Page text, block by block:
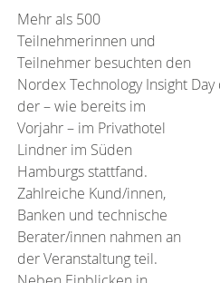
Mehr als 500
Teilnehmerinnen und
Teilnehmer besuchten den
Nordex Technology Insight
der – wie bereits im
Vorjahr – im Privathotel
Lindner im Süden
Hamburgs stattfand.
Zahlreiche Kund/innen,
Banken und technische
Berater/innen nahmen an
der Veranstaltung teil.